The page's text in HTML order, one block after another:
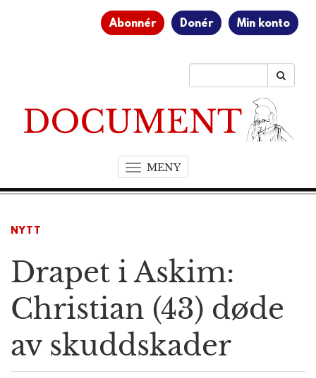
Abonnér Donér Min konto
MENYT
o
a
i
a
t
i
NYTT
Drapet i Askim:
Christian (43) døde
av skuddskader